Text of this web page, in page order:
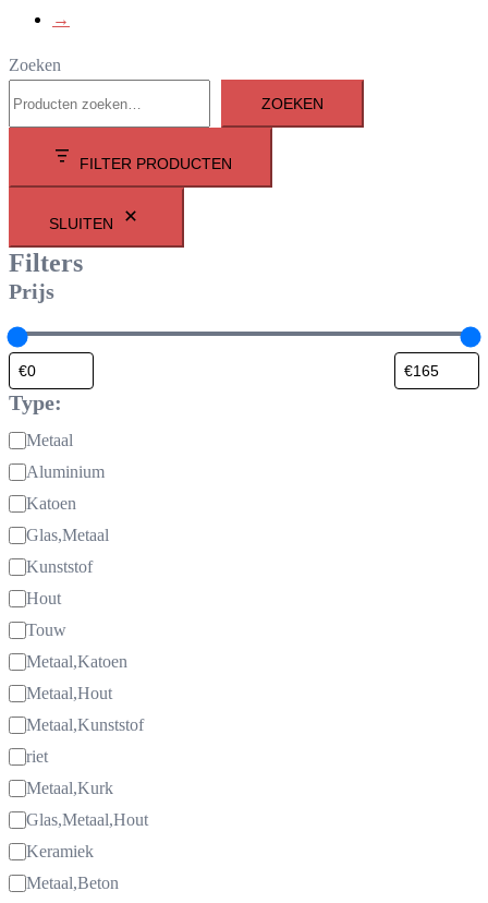
→
Zoeken
ZOEKEN
FILTER PRODUCTEN
SLUITEN
Filters
Prijs
Type:
Materiaal:
Metaal
Aluminium
Katoen
Glas,Metaal
Kunststof
Hout
Touw
Metaal,Katoen
Metaal,Hout
Metaal,Kunststof
riet
Metaal,Kurk
Glas,Metaal,Hout
Keramiek
Metaal,Beton